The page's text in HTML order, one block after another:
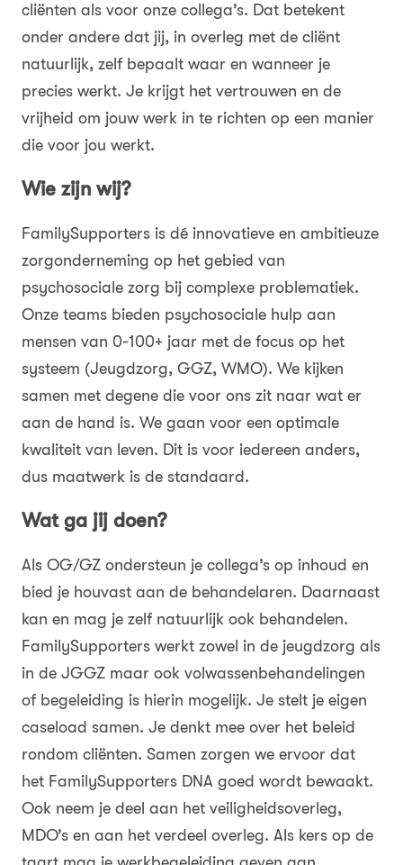
cliënten als voor onze collega’s. Dat betekent
onder andere dat jij, in overleg met de cliënt
natuurlijk, zelf bepaalt waar en wanneer je
precies werkt. Je krijgt het vertrouwen en de
vrijheid om jouw werk in te richten op een manier
die voor jou werkt.
Wie zijn wij?
FamilySupporters is dé innovatieve en ambitieuze
zorgonderneming op het gebied van
psychosociale zorg bij complexe problematiek.
Onze teams bieden psychosociale hulp aan
mensen van 0-100+ jaar met de focus op het
systeem (Jeugdzorg, GGZ, WMO). We kijken
samen met degene die voor ons zit naar wat er
aan de hand is. We gaan voor een optimale
kwaliteit van leven. Dit is voor iedereen anders,
dus maatwerk is de standaard.
Wat ga jij doen?
Als OG/GZ ondersteun je collega’s op inhoud en
bied je houvast aan de behandelaren. Daarnaast
kan en mag je zelf natuurlijk ook behandelen.
FamilySupporters werkt zowel in de jeugdzorg als
in de JGGZ maar ook volwassenbehandelingen
of begeleiding is hierin mogelijk. Je stelt je eigen
caseload samen. Je denkt mee over het beleid
rondom cliënten. Samen zorgen we ervoor dat
het FamilySupporters DNA goed wordt bewaakt.
Ook neem je deel aan het veiligheidsoverleg,
MDO’s en aan het verdeel overleg. Als kers op de